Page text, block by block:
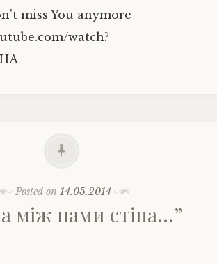
miss You anymore
watch?
Posted on14.05.2014
між нами стіна…”